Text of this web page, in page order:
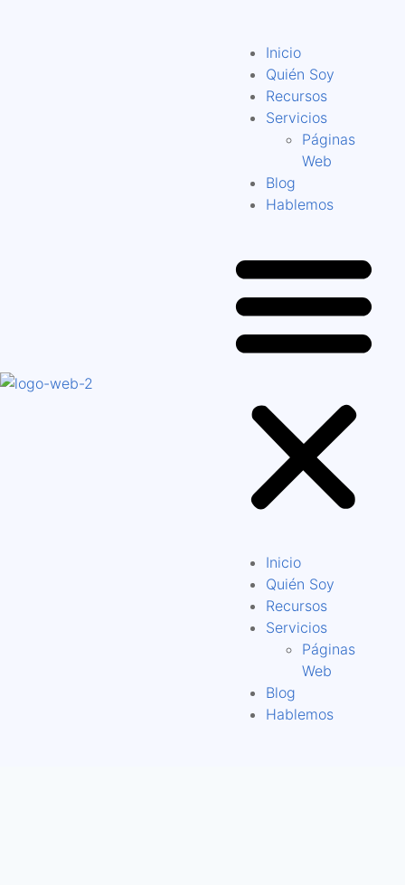
Inicio
Quién Soy
Recursos
Servicios
Páginas
Web
Blog
Hablemos
Inicio
Quién Soy
Recursos
Servicios
Páginas
Web
Blog
Hablemos